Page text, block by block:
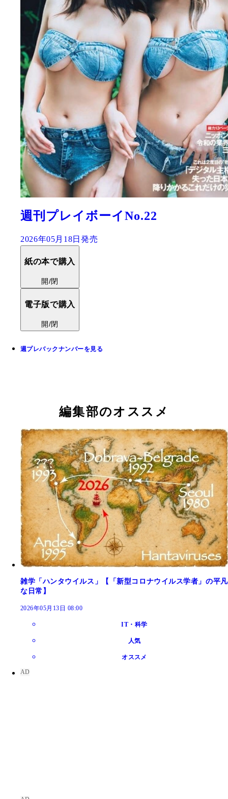
週刊プレイボーイNo.22
2026年05月18日発売
紙の本で購入
開/閉
電子版で購入
開/閉
週プレバックナンバーを見る
編集部のオススメ
雑学「ハンタウイルス」【「新型コロナウイルス学者」の平凡
な日常】
2026年05月13日 08:00
IT・科学
人気
オススメ